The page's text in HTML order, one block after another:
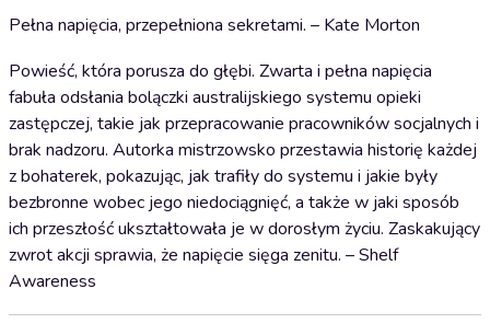
Pełna napięcia, przepełniona sekretami. – Kate Morton
Powieść, która porusza do głębi. Zwarta i pełna napięcia
fabuła odsłania bolączki australijskiego systemu opieki
zastępczej, takie jak przepracowanie pracowników socjalnych i
brak nadzoru. Autorka mistrzowsko przestawia historię każdej
z bohaterek, pokazując, jak trafiły do systemu i jakie były
bezbronne wobec jego niedociągnięć, a także w jaki sposób
ich przeszłość ukształtowała je w dorosłym życiu. Zaskakujący
zwrot akcji sprawia, że napięcie sięga zenitu. – Shelf
Awareness